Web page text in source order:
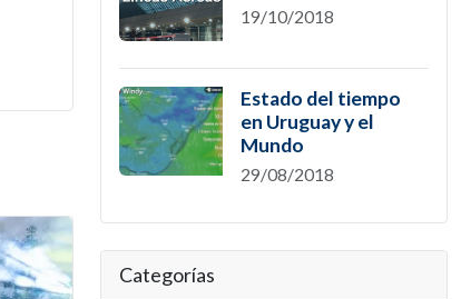
19/10/2018
Estado del tiempo
en Uruguay y el
Mundo
29/08/2018
Categorías